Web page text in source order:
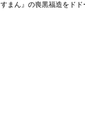
すまん』の喪黒福造をド